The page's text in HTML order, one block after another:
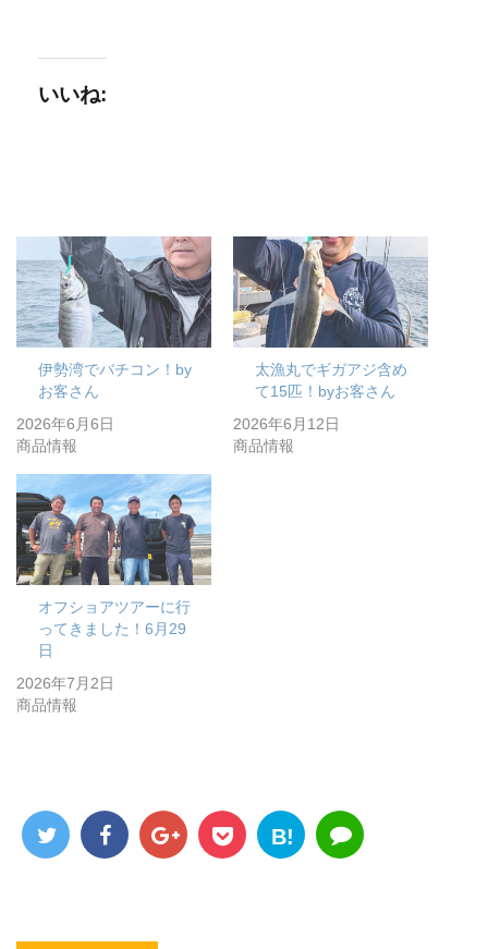
いいね:
伊勢湾でバチコン！by
お客さん
2026年6月6日
商品情報
太漁丸でギガアジ含め
て15匹！byお客さん
2026年6月12日
商品情報
オフショアツアーに行
ってきました！6月29
日
2026年7月2日
商品情報
B!